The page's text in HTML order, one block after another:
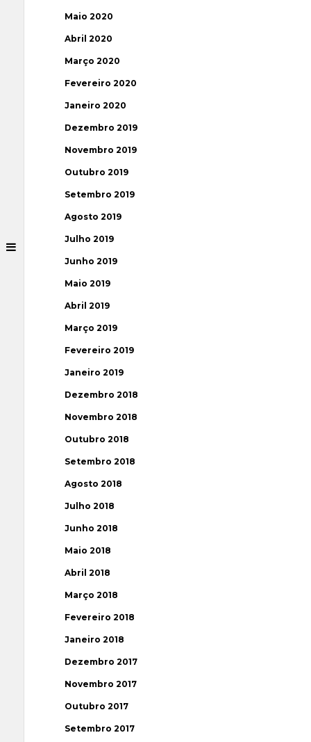
Maio 2020
Abril 2020
Março 2020
Fevereiro 2020
Janeiro 2020
Dezembro 2019
Novembro 2019
Outubro 2019
Setembro 2019
Agosto 2019
Julho 2019
Junho 2019
Maio 2019
Abril 2019
Março 2019
Fevereiro 2019
Janeiro 2019
Dezembro 2018
Novembro 2018
Outubro 2018
Setembro 2018
Agosto 2018
Julho 2018
Junho 2018
Maio 2018
Abril 2018
Março 2018
Fevereiro 2018
Janeiro 2018
Dezembro 2017
Novembro 2017
Outubro 2017
Setembro 2017